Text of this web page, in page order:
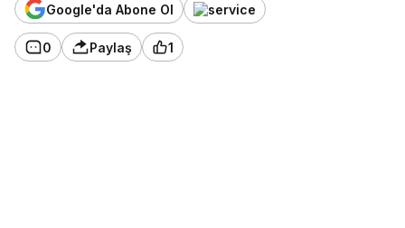
Google'da Abone Ol
0 Paylaş 1